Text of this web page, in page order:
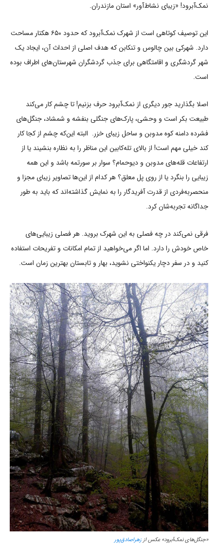
نمک‌آبرود! «زیبای نشاط‌آور» استان مازندران.
این توصیف کوتاهی است از شهرک نمک‌آبرود که حدود ۶۵۰ هکتار مساحت
دارد. شهرکی بین چالوس و تنکابن که هدف اصلی از احداث آن، ایجاد یک
شهر گردشگری و اقامتگاهی برای جذب گردشگران شهرستان‌های اطراف بوده
است.
اصلا بگذارید جور دیگری از نمک‌آبرود حرف بزنیم! تا چشم کار می‌کند
طبیعت بکر است و وحشی، پارک‌های جنگلی بنفشه و شمشاد، جنگل‌های
فشرده دامنه کوه مدوبن و ساحل زیبای خزر. البته این‌که چشم از کجا کار
کند خیلی مهم است! از بالای تله‌کابین این مناظر را به نظاره بنشیند یا از
ارتفاعات قله‌های مدوبن و دیوحمام؟ سوار بر سورتمه باشد و این همه
زیبایی را بنگرد یا از روی پل معلق؟ هر کدام از این‌ها تصاویر زیبای مجزا و
منحصربه‌فردی از قدرت آفریدگار را به نمایش گذاشته‌اند که باید به طور
جداگانه تجربه‌شان کرد.
فرقی نمی‌کند در چه فصلی به این شهرک بروید. هر فصلی زیبایی‌های
خاص خودش را دارد. اما اگر می‌خواهید از تمام امکانات و تفریحات استفاده
کنید و در سفر دچار یکنواختی نشوید، بهار و تابستان بهترین زمان است.
«جنگل‌های نمک‌آبرود» عکس اززهراصادق‌پور